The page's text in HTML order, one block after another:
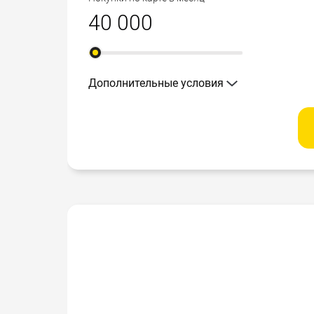
Дополнительные условия